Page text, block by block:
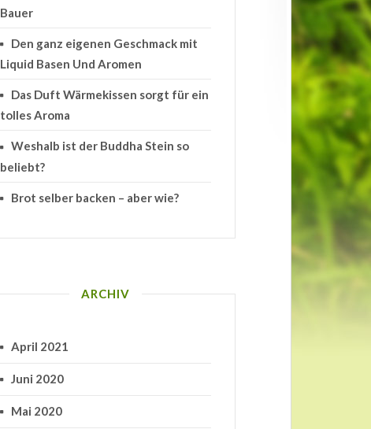
Bauer
Den ganz eigenen Geschmack mit
Liquid Basen Und Aromen
Das Duft Wärmekissen sorgt für ein
tolles Aroma
Weshalb ist der Buddha Stein so
beliebt?
Brot selber backen – aber wie?
ARCHIV
April 2021
Juni 2020
Mai 2020